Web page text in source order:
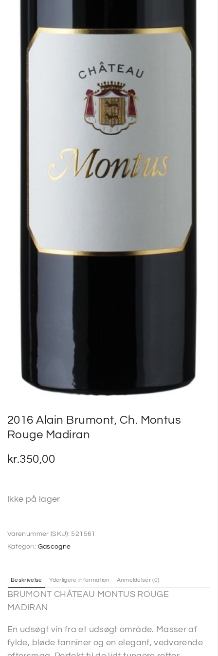
2016 Alain Brumont, Ch. Montus
Rouge Madiran
kr.350,00
Ikke på lager
Varenummer (SKU): 521561
Kategori: Gascogne
Beskrivelse Yderligere information Anmeldelser (0)
BRUMONT CHÂTEAU MONTUS ROUGE
MADIRAN
En udsøgt vin fra et udsøgt område. Masser af
fylde, bløde tanniner og en elegant, vedvarende